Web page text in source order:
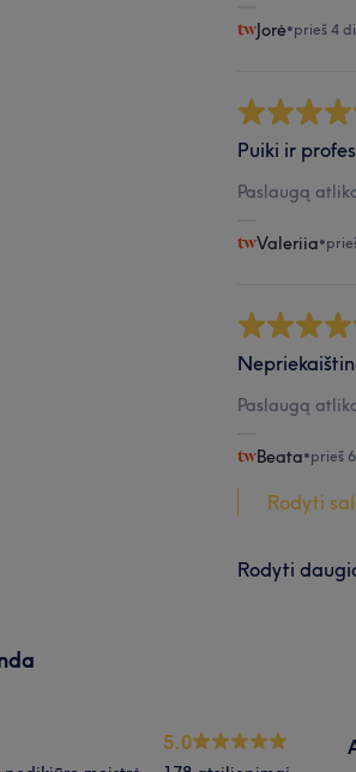
Jorė•prieš 4
Puiki ir
Paslaugą
Valeriia•
Paslaugą
Beata•prieš
Rodyti
Rodyti
5.0